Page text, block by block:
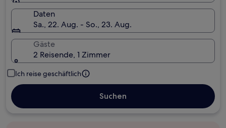
Daten
Sa., 22. Aug. - So., 23. Aug.
Gäste
2 Reisende, 1 Zimmer
Ich reise geschäftlich
Suchen